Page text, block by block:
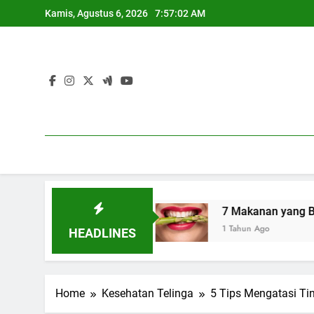
to
Kamis, Agustus 6, 2026 7:57:03 AM
HEADLINES
7 Makanan yang Bantu
1 Tahun Ago
Home Kesehatan Telinga 5 Tips Mengatasi